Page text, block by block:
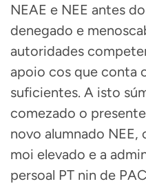
NEAE e NEE antes
denegado e
autoridades
apoio cos que conta
suficientes. A isto
comezado o
novo alumnado
moi elevado e a
persoal PT nin de